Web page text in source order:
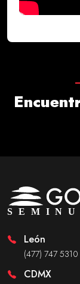
León
(477) 747 5310
CDMX